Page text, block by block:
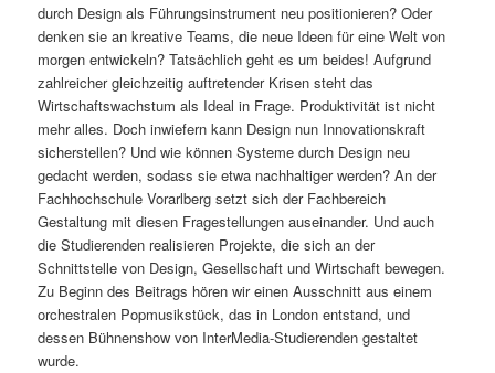
durch Design als Führungsinstrument neu positionieren? Oder
denken sie an kreative Teams, die neue Ideen für eine Welt von
morgen entwickeln? Tatsächlich geht es um beides! Aufgrund
zahlreicher gleichzeitig auftretender Krisen steht das
Wirtschaftswachstum als Ideal in Frage. Produktivität ist nicht
mehr alles. Doch inwiefern kann Design nun Innovationskraft
sicherstellen? Und wie können Systeme durch Design neu
gedacht werden, sodass sie etwa nachhaltiger werden? An der
Fachhochschule Vorarlberg setzt sich der Fachbereich
Gestaltung mit diesen Fragestellungen auseinander. Und auch
die Studierenden realisieren Projekte, die sich an der
Schnittstelle von Design, Gesellschaft und Wirtschaft bewegen.
Zu Beginn des Beitrags hören wir einen Ausschnitt aus einem
orchestralen Popmusikstück, das in London entstand, und
dessen Bühnenshow von InterMedia-Studierenden gestaltet
wurde.